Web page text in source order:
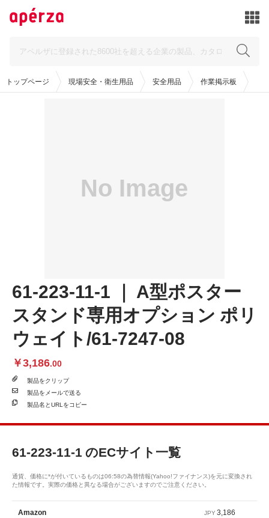
トップページ 現場安全・衛生用品 安全用品 作業掲示板
61-223-11-1 ｜ A型ポスター
スタンド専用オプション ポリ
ウェイト/61-7247-08
￥3,186.00
製品をクリップ
製品を メールで送る
製品名とURLをコピー
61-223-11-1のECサイト一覧
通貨、価格に*が付いているものは06:58の為替情報(Yahoo!ファイナンス)を元に変換され
た情報です。実際の価格と異なる場合がございますのでご注意ください。
Amazon JPY 3,186